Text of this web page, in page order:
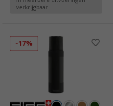
verkrijgbaar
-17%